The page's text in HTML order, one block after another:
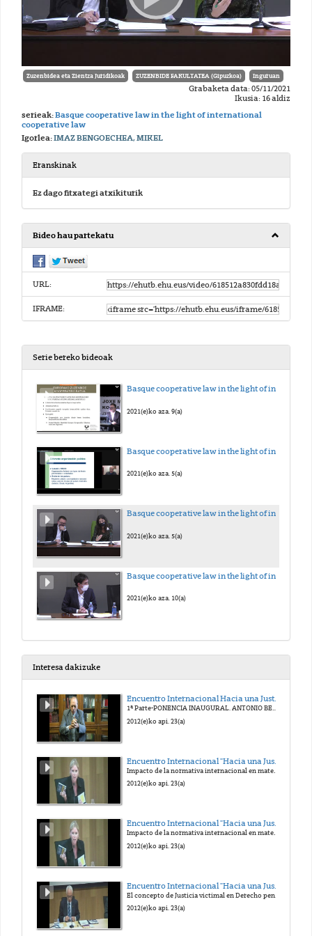
Zuzenbidea eta Zientza Juridikoak ZUZENBIDE FAKULTATEA (Gipuzkoa) Inguruan
Grabaketa data: 05/11/2021
Ikusia: 16 aldiz
serieak:Basque cooperative law in the light of international
cooperative law
Igorlea:IMAZ BENGOECHEA, MIKEL
Eranskinak
Ez dago fitxategi atxikiturik
Bideo hau partekatu
URL:
IFRAME:
Serie bereko bideoak
2021(e)ko aza. 9(a)
2021(e)ko aza. 5(a)
2021(e)ko aza. 5(a)
2021(e)ko aza. 10(a)
Interesa dakizuke
Encuentro Internacional Hacia una Justicia Victimal. Homenaje al Prof. Antonio Beristain
1ª Parte-PONENCIA INAUGURAL. ANTONIO BERISTAIN. UN VIVO RECUERDO.
2012(e)ko api. 23(a)
Impacto de la normativa internacional en materia de víctimas de delitos graves, especialmente de terrorismo y de abuso de poder
2012(e)ko api. 23(a)
Encuentro Internacional "Hacia una Justicia victimal". Homenaje al Prof. Antonio Beristain
Impacto de la normativa internacional en materia de víctimas de delitos graves, especialmente de terrorismo y de abuso de poder
2012(e)ko api. 23(a)
El concepto de Justicia victimal en Derecho penal: Contribuciones y retos
2012(e)ko api. 23(a)